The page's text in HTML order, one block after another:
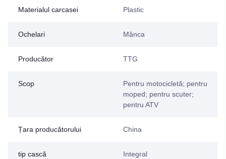
Materialul carcasei Plastic
Ochelari Mânca
Producător TTG
Scop
Pentru motocicletă; pentru
moped; pentru scuter;
pentru ATV
Țara producătorului China
tip cască Integral